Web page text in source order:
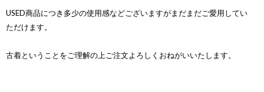
USED商品につき多少の使用感などございますがまだまだご愛用してい
ただけます。
古着ということをご理解の上ご注文よろしくおねがいいたします。